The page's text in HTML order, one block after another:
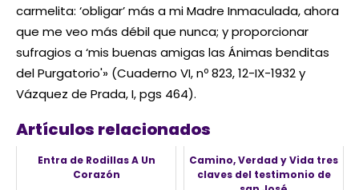
carmelita: ‘obligar’ más a mi Madre Inmaculada, ahora
que me veo más débil que nunca; y proporcionar
sufragios a ‘mis buenas amigas las Ánimas benditas
del Purgatorio'» (Cuaderno VI, nº 823, 12-IX-1932 y
Vázquez de Prada, I, pgs 464).
Artículos relacionados
Entra de Rodillas A Un
Corazón
Camino, Verdad y Vida tres
claves del testimonio de